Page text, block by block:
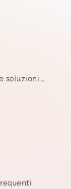
soluzioni...